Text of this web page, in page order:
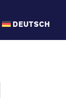
DEUTSCH